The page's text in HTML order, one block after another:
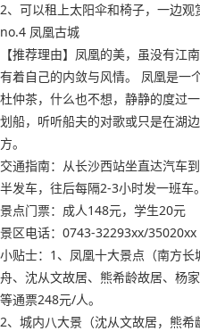
2、可以租上太阳伞和椅子，一边观
no.4 凤凰古城
【推荐理由】凤凰的美，虽没有江
有着自己的内敛与风情。 凤凰是一
杜仲茶，什么也不想，静静的度过
划船，听听船夫的对歌或只是在湖
方。
交通指南：从长沙西站坐直达汽车
半发车，往后每隔2-3小时发一班车。
景点门票：成人148元，学生20元
景区电话：0743-32293xx/35020xx
小贴士：1、凤凰十大景点（南方
舟、沈从文故居、熊希龄故居、杨
等通票248元/人。
2、城内八大景（沈从文故居，熊